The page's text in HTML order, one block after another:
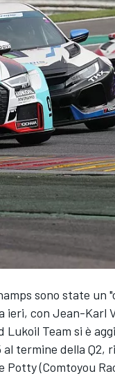
sono state un
ieri, con Jean-Karl
Lukoil Team si è
al termine della Q2,
Potty (Comtoyou